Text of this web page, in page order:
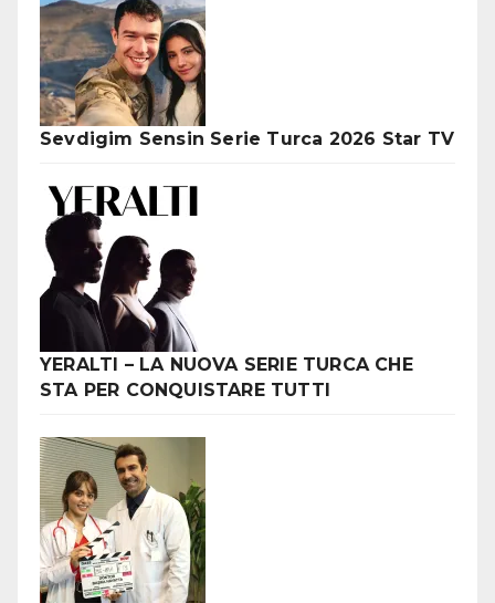
Sevdigim Sensin Serie Turca 2026 Star TV
YERALTI – LA NUOVA SERIE TURCA CHE
STA PER CONQUISTARE TUTTI